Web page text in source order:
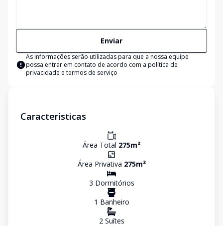
Enviar
As informações serão utilizadas para que a nossa equipe
possa entrar em contato de acordo com a política de
privacidade e termos de serviço
Características
Área Total 275m²
Área Privativa 275m²
3 Dormitórios
1 Banheiro
2Suítes